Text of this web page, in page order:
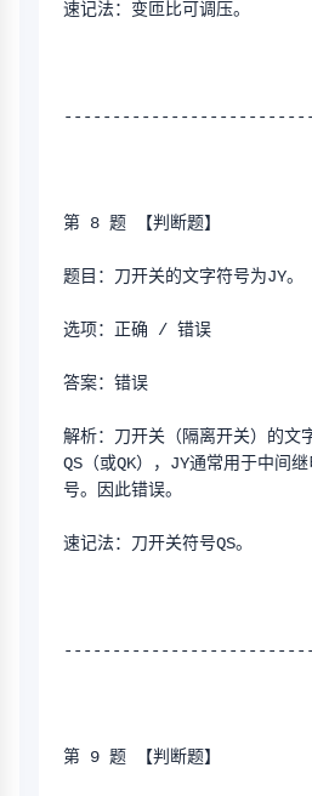
速记法：变匝比可调压。
第 8 题 【判断题】
题目：刀开关的文字符号为JY。
选项：正确 / 错误
答案：错误
解析：刀开关（隔离开关）的文
QS（或QK），JY通常用于中间
号。因此错误。
速记法：刀开关符号QS。
第 9 题 【判断题】